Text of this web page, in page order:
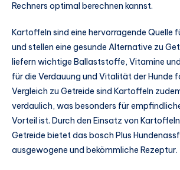
Rechners optimal berechnen kannst.
Kartoffeln sind eine hervorragende Quelle
und stellen eine gesunde Alternative zu
liefern wichtige Ballaststoffe, Vitamine
für die Verdauung und Vitalität der Hunde
Vergleich zu Getreide sind Kartoffeln
verdaulich, was besonders für
Vorteil ist. Durch den Einsatz von
Getreide bietet das bosch Plus
ausgewogene und bekömmliche Rezeptur.